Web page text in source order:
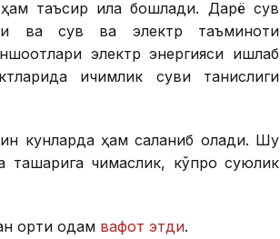
таъсир қила бошлади. Дарё сув
ва сув ва электр таъминоти
электр энергияси ишлаб
ичимлик суви танқислиги
кунларда ҳам сақланиб қолади. Шу
чиқмаслик, кўпроқ суюқлик
ортиқ одам вафот этди.